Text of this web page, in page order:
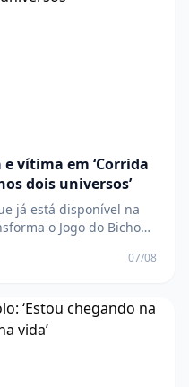
vítima em ‘Corrida
dois universos’
já está disponível na
o Jogo do Bicho
encarna vilã e
Rolling
07/08